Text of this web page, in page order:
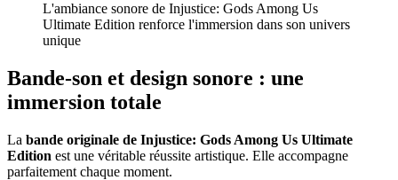
L'ambiance sonore de Injustice: Gods Among Us
Ultimate Edition renforce l'immersion dans son univers
unique
Bande-son et design sonore : une
immersion totale
La bande originale de Injustice: Gods Among Us Ultimate
Edition est une véritable réussite artistique. Elle accompagne
parfaitement chaque moment.